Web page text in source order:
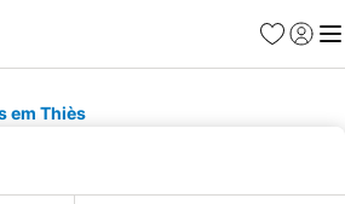
Favoritos
Iniciar
em Thiès